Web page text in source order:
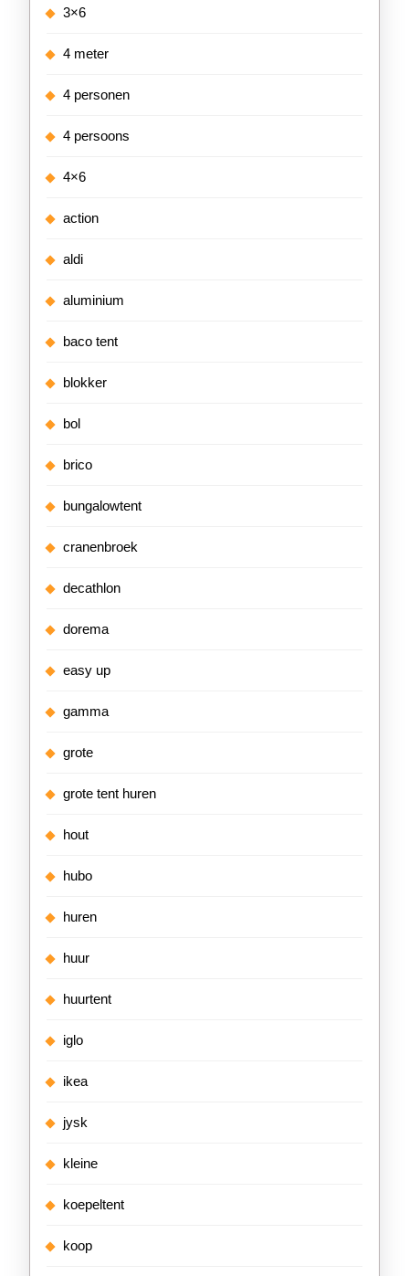
3×6
4 meter
4 personen
4 persoons
4×6
action
aldi
aluminium
baco tent
blokker
bol
brico
bungalowtent
cranenbroek
decathlon
dorema
easy up
gamma
grote
grote tent huren
hout
hubo
huren
huur
huurtent
iglo
ikea
jysk
kleine
koepeltent
koop